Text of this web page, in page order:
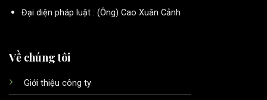
Đại diện pháp luật : (Ông) Cao Xuân Cảnh
Về chúng tôi
Giới thiệu công ty